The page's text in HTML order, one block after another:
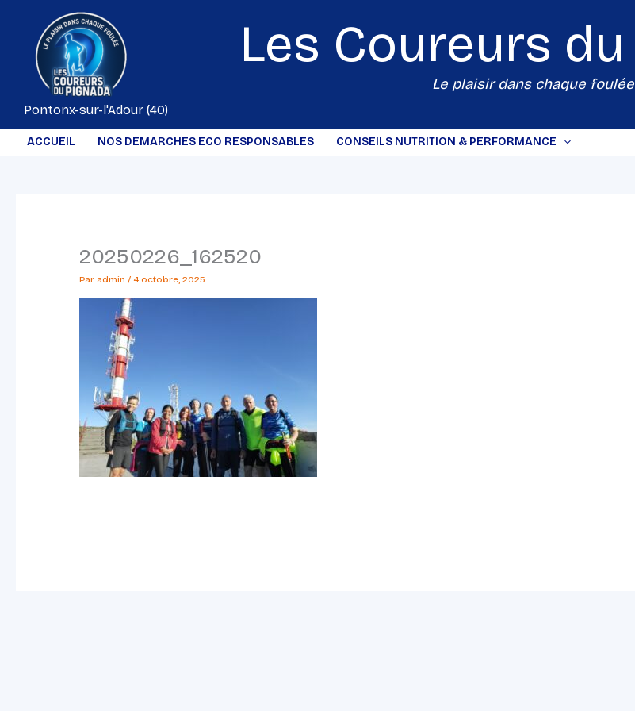
contenu
Pontonx-sur-l'Adour (40)
Les Coureurs du
Le plaisir dans chaque foulée
ACCUEIL NOS DEMARCHES ECO RESPONSABLES CONSEILS NUTRITION & PERFORMANCE
20250226_162520
Par admin/4 octobre, 2025